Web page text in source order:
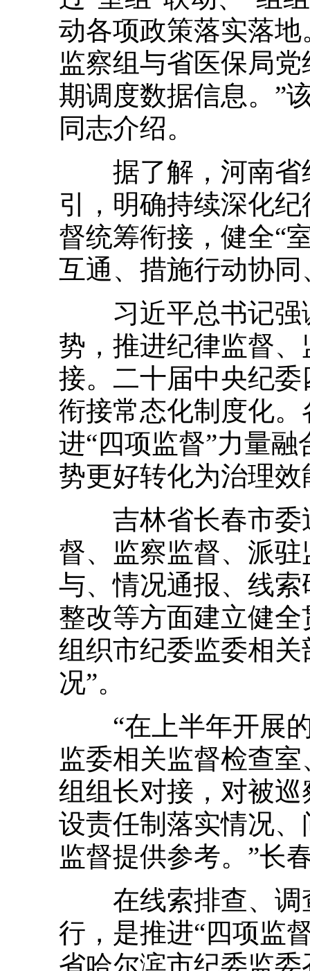
动各项政策落实落
监察组与省医保局
期调度数据信息。”
同志介绍。
据了解，河南省
引，明确持续深化
督统筹衔接，健全“
互通、措施行动协
习近平总书记强
势，推进纪律监督
接。二十届中央纪
衔接常态化制度化
进“四项监督”力量
势更好转化为治理效
吉林省长春市委
督、监察监督、派
与、情况通报、线
整改等方面建立健
组织市纪委监委相
况”。
“在上半年开展的
监委相关监督检查
组组长对接，对被
设责任制落实情况
监督提供参考。”长
在线索排查、调
行，是推进“四项监